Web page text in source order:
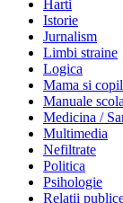
Harti
Istorie
Jurnalism
Limbi straine
Logica
Mama si
Manuale
Medicina /
Multimedia
Nefiltrate
Politica
Psihologie
Relatii